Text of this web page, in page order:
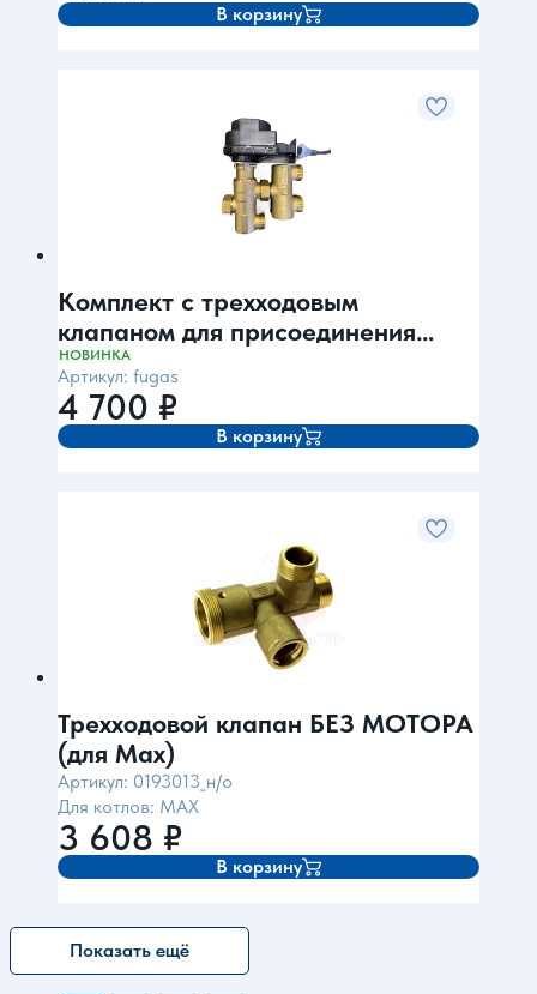
В корзину
Комплект с трехходовым
клапаном для присоединения
бойлера (для BAXI EF, L, Ariston,
Protherm)
НОВИНКА
Артикул: fugas
4 700 ₽
В корзину
Трехходовой клапан БЕЗ МОТОРА
(для Max)
Артикул: 0193013_н/о
Для котлов: MAX
3 608 ₽
В корзину
Показать ещё